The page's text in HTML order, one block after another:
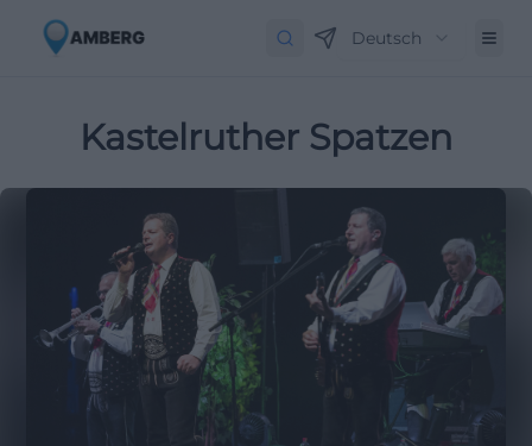
Deutsch
Kastelruther Spatzen